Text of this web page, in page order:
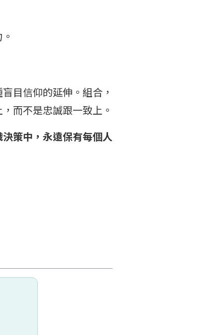
目信仰的延伸。組合，
而不是忠誠跟一致上。
策中，永遠保有每個人